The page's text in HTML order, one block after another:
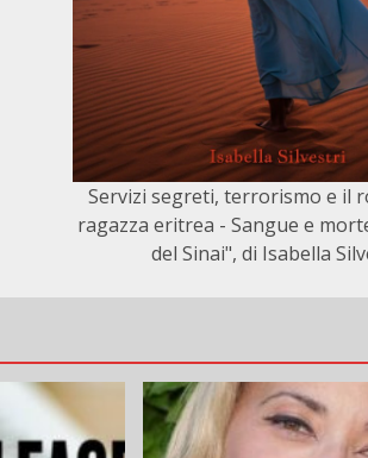
Servizi segreti, terrorismo e il
ragazza eritrea - Sangue e
del Sinai", di Isabella